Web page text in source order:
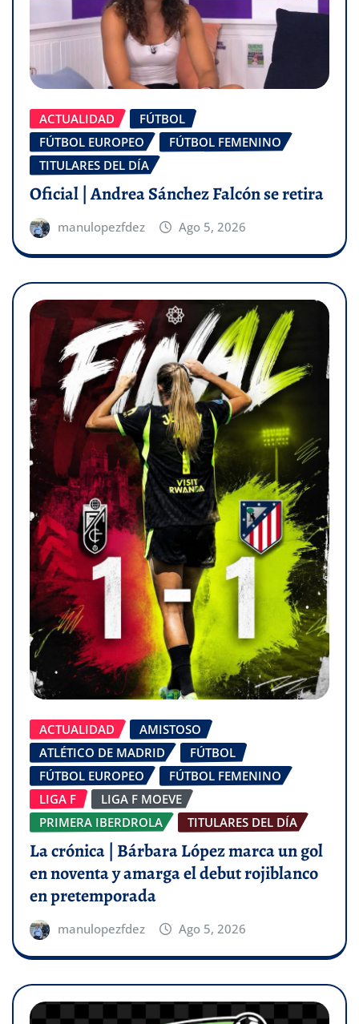
ACTUALIDAD
FÚTBOL
FÚTBOL EUROPEO
FÚTBOL FEMENINO
TITULARES DEL DÍA
Oficial | Andrea Sánchez Falcón se retira
manulopezfdez Ago 5, 2026
ACTUALIDAD
AMISTOSO
ATLÉTICO DE MADRID
FÚTBOL
FÚTBOL EUROPEO
FÚTBOL FEMENINO
LIGA F
LIGA F MOEVE
PRIMERA IBERDROLA
TITULARES DEL DÍA
La crónica | Bárbara López marca un gol
en noventa y amarga el debut rojiblanco
en pretemporada
manulopezfdez Ago 5, 2026